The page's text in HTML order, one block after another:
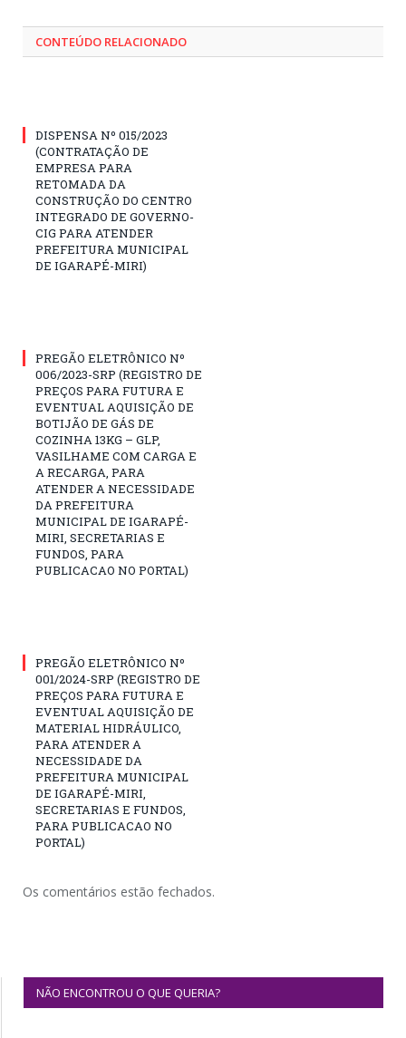
CONTEÚDO RELACIONADO
DISPENSA Nº 015/2023
(CONTRATAÇÃO DE
EMPRESA PARA
RETOMADA DA
CONSTRUÇÃO DO CENTRO
INTEGRADO DE GOVERNO-
CIG PARA ATENDER
PREFEITURA MUNICIPAL
DE IGARAPÉ-MIRI)
PREGÃO ELETRÔNICO Nº
006/2023-SRP (REGISTRO DE
PREÇOS PARA FUTURA E
EVENTUAL AQUISIÇÃO DE
BOTIJÃO DE GÁS DE
COZINHA 13KG – GLP,
VASILHAME COM CARGA E
A RECARGA, PARA
ATENDER A NECESSIDADE
DA PREFEITURA
MUNICIPAL DE IGARAPÉ-
MIRI, SECRETARIAS E
FUNDOS, PARA
PUBLICACAO NO PORTAL)
PREGÃO ELETRÔNICO Nº
001/2024-SRP (REGISTRO DE
PREÇOS PARA FUTURA E
EVENTUAL AQUISIÇÃO DE
MATERIAL HIDRÁULICO,
PARA ATENDER A
NECESSIDADE DA
PREFEITURA MUNICIPAL
DE IGARAPÉ-MIRI,
SECRETARIAS E FUNDOS,
PARA PUBLICACAO NO
PORTAL)
Os comentários estão fechados.
NÃO ENCONTROU O QUE QUERIA?